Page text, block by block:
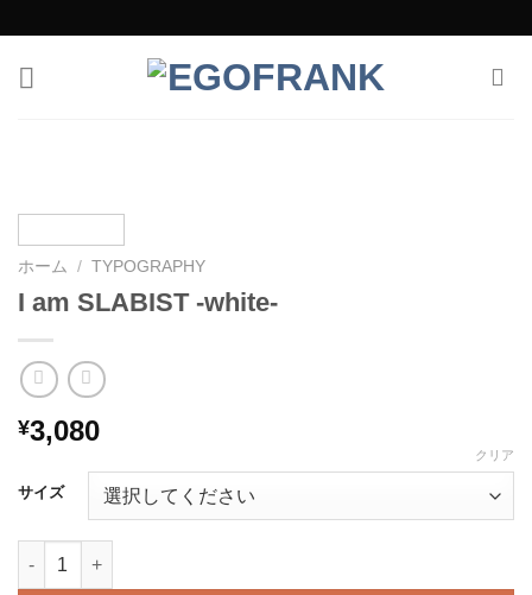
content
ホーム / TYPOGRAPHY
I am SLABIST -white-
¥3,080
サイズ
クリア
I am SLABIST -white-個